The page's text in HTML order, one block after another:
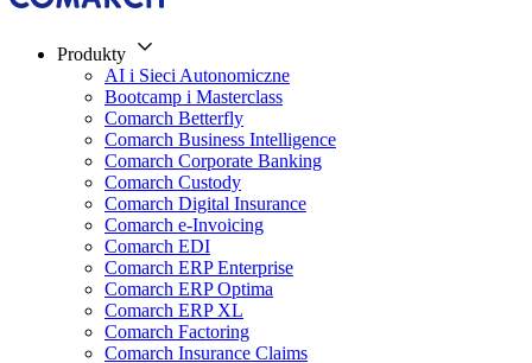
Produkty
AI i Sieci Autonomiczne
Bootcamp i Masterclass
Comarch Betterfly
Comarch Business Intelligence
Comarch Corporate Banking
Comarch Custody
Comarch Digital Insurance
Comarch e-Invoicing
Comarch EDI
Comarch ERP Enterprise
Comarch ERP Optima
Comarch ERP XL
Comarch Factoring
Comarch Insurance Claims